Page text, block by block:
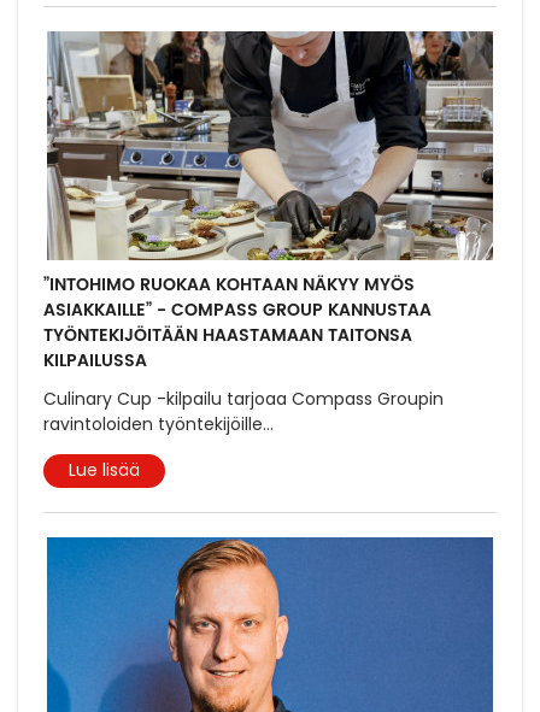
”INTOHIMO RUOKAA KOHTAAN NÄKYY MYÖS
ASIAKKAILLE” - COMPASS GROUP KANNUSTAA
TYÖNTEKIJÖITÄÄN HAASTAMAAN TAITONSA
KILPAILUSSA
Culinary Cup -kilpailu tarjoaa Compass Groupin
ravintoloiden työntekijöille...
Lue lisää